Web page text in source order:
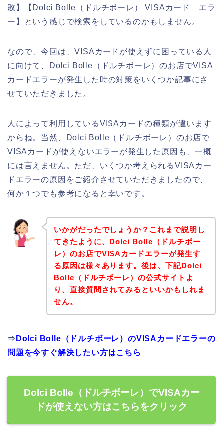
敗】【Dolci Bolle（ドルチボーレ） VISAカード エラ
ー】という感じで検索をしているのかもしません。
なので、今回は、VISAカードが使えずに困っている人
に向けて、Dolci Bolle（ドルチボーレ）のお店でVISA
カードエラーが発生した時の対策をいくつか記事にさ
せていただきました。
人によって利用しているVISAカードの種類が違います
からね。当然、Dolci Bolle（ドルチボーレ）のお店で
VISAカードが使えないエラーが発生した原因も、一概
には言えません。ただ、いくつか考えられるVISAカー
ドエラーの原因をご紹介させていただきましたので、
何か１つでも参考になると幸いです。
いかがだったでしょうか？これまで説明し
てきたように、Dolci Bolle（ドルチボー
レ）のお店でVISAカードエラーが発生す
る原因は様々あります。後は、下記Dolci
Bolle（ドルチボーレ）の公式サイトよ
り、直接質問されてみるといいかもしれま
せん。
⇒ Dolci Bolle（ドルチボーレ）のVISAカードエラーの
問題を今すぐ解決したい方はこちら
Dolci Bolle（ドルチボーレ）でVISAカー
ドが使えない方はこちらをクリック